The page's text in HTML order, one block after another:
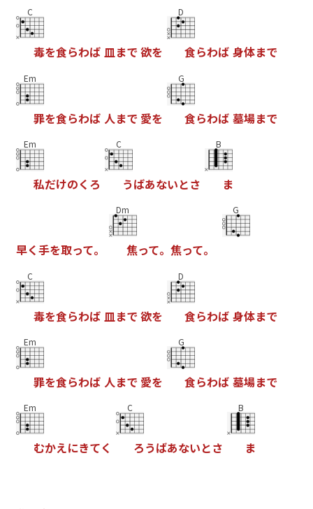
C
毒を食らわば 皿まで 欲を
D
食らわば 身体まで
Em
罪を食らわば 人まで 愛を
G
食らわば 墓場まで
Em
私だけのく ろ
C
うばあないとさ
B
ま
早く手を取って。
Dm
焦って。 焦って。
G
C
毒を食らわば 皿 まで 欲を
D
食らわば 身体まで
Em
罪を食らわば 人まで 愛を
G
食らわば 墓場まで
Em
むかえにきてく
C
ろうばあないとさ
B
ま